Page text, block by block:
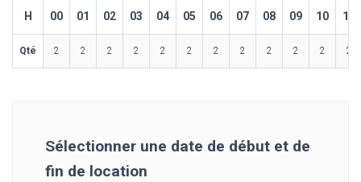
H 00 01 02 03 04 05 06 07 08 09 10 11
Qté 2 2 2 2 2 2 2 2 2 2 2 2
Sélectionner une date de début et de
fin de location